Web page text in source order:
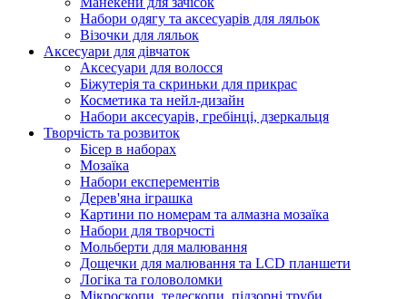
Набори одягу та аксесуарів для ляльок
Візочки для ляльок
Аксесуари для дівчаток
Аксесуари для волосся
Біжутерія та скриньки для прикрас
Косметика та нейл-дизайн
Набори аксесуарів, гребінці, дзеркальця
Творчість та розвиток
Бісер в наборах
Мозаїка
Набори експерементів
Дерев'яна іграшка
Картини по номерам та алмазна мозаїка
Набори для творчості
Мольберти для малювання
Дощечки для малювання та LCD планшети
Логіка та головоломки
Мікроскопи, телескопи, підзорні труби